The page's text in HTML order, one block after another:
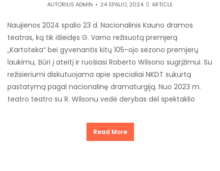
AUTORIUS ADMIN 24 SPALIO, 2024 ARTICLE
Naujienos 2024 spalio 23 d. Nacionalinis Kauno dramos
teatras, ką tik išleidęs G. Varno režisuotą premjerą
„Kartoteka“ bei gyvenantis kitų 105-ojo sezono premjerų
laukimu, žiūri į ateitį ir ruošiasi Roberto Wilsono sugrįžimui. Su
režisieriumi diskutuojama apie specialiai NKDT sukurtą
pastatymą pagal nacionalinę dramaturgiją. Nuo 2023 m.
teatro teatro su R. Wilsonu vedė derybas dėl spektaklio
Read More